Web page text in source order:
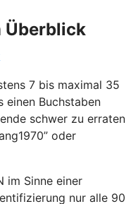
Überblick
7 bis maximal 35
einen Buchstaben
schwer zu erraten
oder
im Sinne einer
nur alle 90